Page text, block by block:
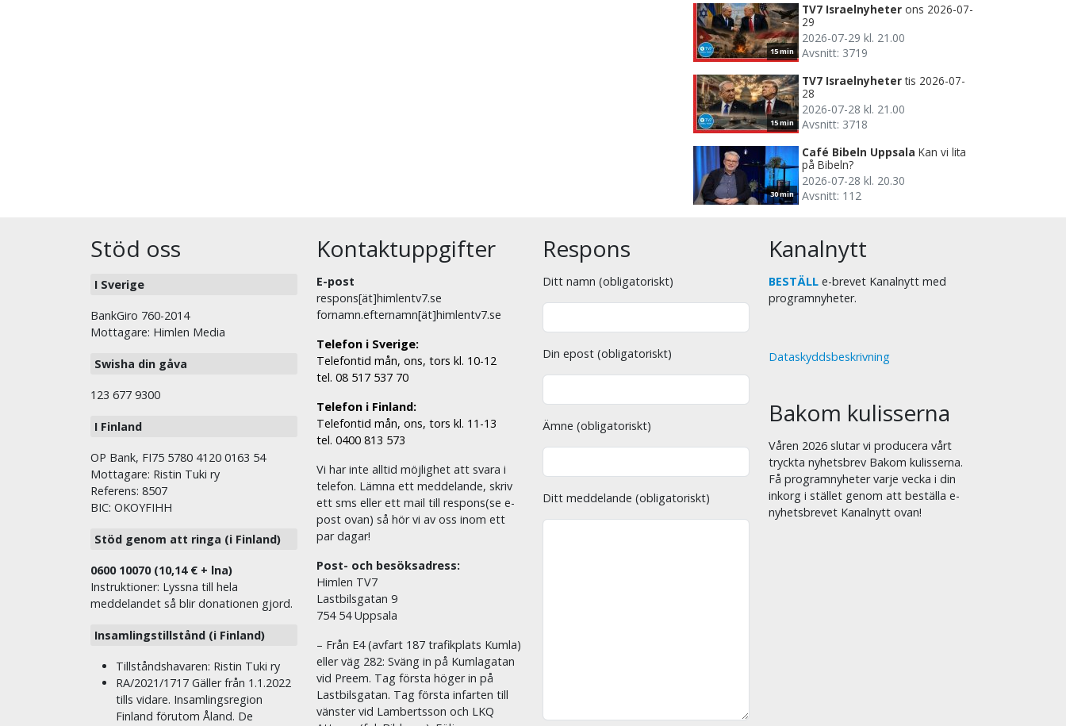
15 min
TV7 Israelnyheter ons 2026-07-
29
2026-07-29 kl. 21.00
Avsnitt: 3719
15 min
TV7 Israelnyheter tis 2026-07-
28
2026-07-28 kl. 21.00
Avsnitt: 3718
30 min
Café Bibeln Uppsala Kan vi lita
på Bibeln?
2026-07-28 kl. 20.30
Avsnitt: 112
Stöd oss
I Sverige
BankGiro 760-2014
Mottagare: Himlen Media
Swisha din gåva
123 677 9300
I Finland
OP Bank, FI75 5780 4120 0163 54
Mottagare: Ristin Tuki ry
Referens: 8507
BIC: OKOYFIHH
Stöd genom att ringa (i Finland)
0600 10070 (10,14 € + lna)
Instruktioner: Lyssna till hela
meddelandet så blir donationen gjord.
Insamlingstillstånd (i Finland)
Tillståndshavaren: Ristin Tuki ry
RA/2021/1717 Gäller från 1.1.2022
tills vidare. Insamlingsregion
Finland förutom Åland. De
Kontaktuppgifter
E-post
respons[ät]himlentv7.se
fornamn.efternamn[ät]himlentv7.se
Telefon i Sverige:
Telefontid mån, ons, tors kl. 10-12
tel. 08 517 537 70
Telefon i Finland:
Telefontid mån, ons, tors kl. 11-13
tel. 0400 813 573
Vi har inte alltid möjlighet att svara i
telefon. Lämna ett meddelande, skriv
ett sms eller ett mail till respons(se e-
post ovan) så hör vi av oss inom ett
par dagar!
Post- och besöksadress:
Himlen TV7
Lastbilsgatan 9
754 54 Uppsala
– Från E4 (avfart 187 trafikplats Kumla)
eller väg 282: Sväng in på Kumlagatan
vid Preem. Tag första höger in på
Lastbilsgatan. Tag första infarten till
vänster vid Lambertsson och LKQ
Respons
Ditt namn (obligatoriskt)
Din epost (obligatoriskt)
Ämne (obligatoriskt)
Ditt meddelande (obligatoriskt)
Kanalnytt
BESTÄLL e-brevet Kanalnytt med
programnyheter.
Dataskyddsbeskrivning
Bakom kulisserna
Våren 2026 slutar vi producera vårt
tryckta nyhetsbrev Bakom kulisserna.
Få programnyheter varje vecka i din
inkorg i stället genom att beställa e-
nyhetsbrevet Kanalnytt ovan!